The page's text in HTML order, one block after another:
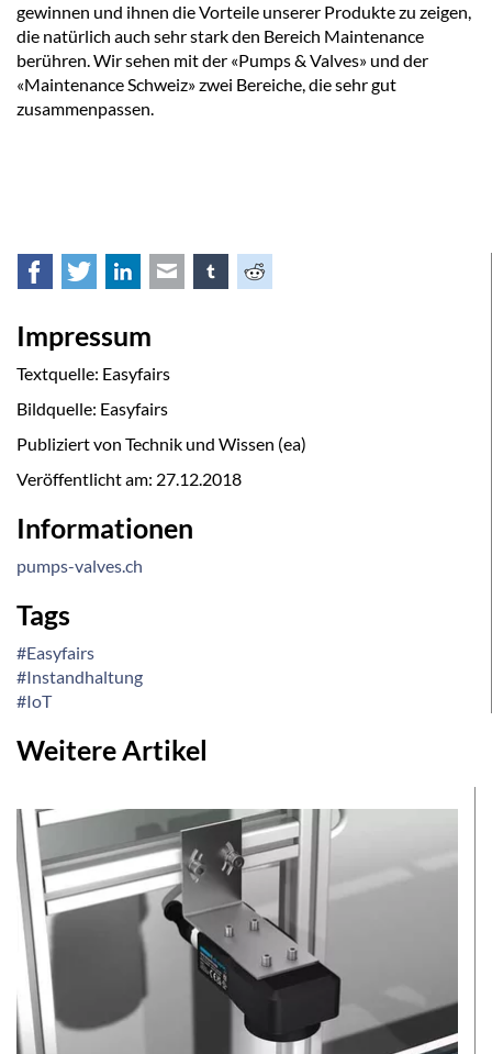
gewinnen und ihnen die Vorteile unserer Produkte zu zeigen,
die natürlich auch sehr stark den Bereich Maintenance
berühren. Wir sehen mit der «Pumps & Valves» und der
«Maintenance Schweiz» zwei Bereiche, die sehr gut
zusammenpassen.
Facebook
TwitterLinkedInE-mail tumblrReddit
Impressum
Textquelle: Easyfairs
Bildquelle: Easyfairs
Publiziert von Technik und Wissen (ea)
Veröffentlicht am: 27.12.2018
Informationen
pumps-valves.ch
Tags
#Easyfairs
#Instandhaltung
#IoT
Weitere Artikel